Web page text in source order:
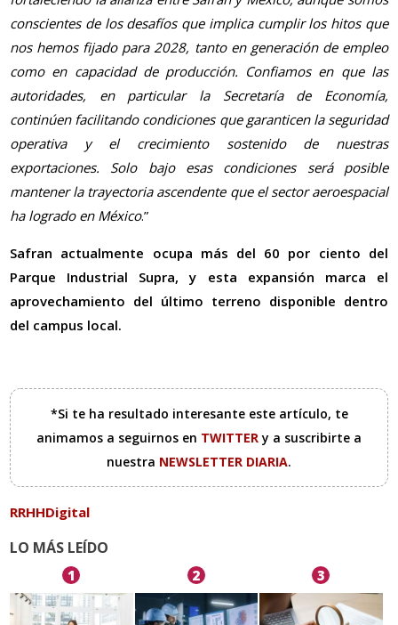
conscientes de los desafíos que implica cumplir los hitos que
nos hemos fijado para 2028, tanto en generación de empleo
como en capacidad de producción. Confiamos en que las
autoridades, en particular la Secretaría de Economía,
continúen facilitando condiciones que garanticen la seguridad
operativa y el crecimiento sostenido de nuestras
exportaciones. Solo bajo esas condiciones será posible
mantener la trayectoria ascendente que el sector aeroespacial
ha logrado en México.”
Safran actualmente ocupa más del 60 por ciento del
Parque Industrial Supra, y esta expansión marca el
aprovechamiento del último terreno disponible dentro
del campus local.
*Si te ha resultado interesante este artículo, te
animamos a seguirnos en TWITTERy a suscribirte a
nuestra NEWSLETTER DIARIA.
RRHHDigital
LO MÁS LEÍDO
1 2 3